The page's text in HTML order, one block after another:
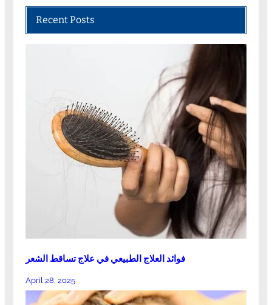
Recent Posts
فوائد العلاج الطبيعي في علاج تساقط الشعر
April 28, 2025